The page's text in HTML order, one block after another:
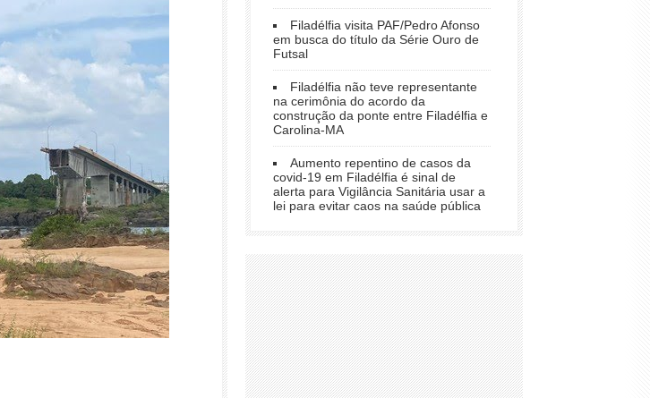
Filadélfia visita PAF/Pedro Afonso
em busca do título da Série Ouro de
Futsal
Filadélfia não teve representante
na cerimônia do acordo da
construção da ponte entre Filadélfia e
Carolina-MA
Aumento repentino de casos da
covid-19 em Filadélfia é sinal de
alerta para Vigilância Sanitária usar a
lei para evitar caos na saúde pública